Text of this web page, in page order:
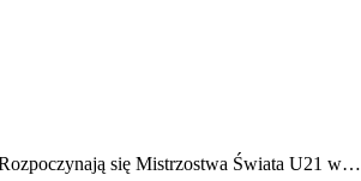
się Mistrzostwa Świata U21 w…